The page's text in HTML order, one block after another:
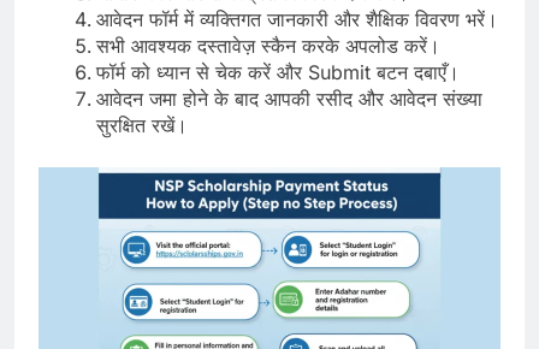
आवेदन फॉर्म में व्यक्तिगत जानकारी और शैक्षिक विवरण भरें।
सभी आवश्यक दस्तावेज़ स्कैन करके अपलोड करें।
फॉर्म को ध्यान से चेक करें और Submit बटन दबाएँ।
आवेदन जमा होने के बाद आपकी रसीद और आवेदन संख्या
सुरक्षित रखें।